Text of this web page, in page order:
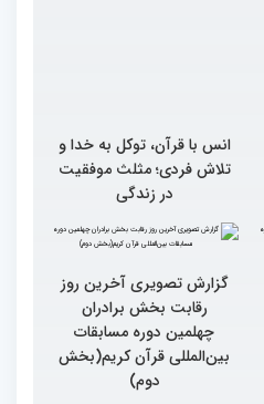
انس با قرآن، توکل به خدا و
تلاش فردی؛ مثلث موفقیت
در زندگی
گزارش تصویری آخرین روز
رقابت بخش برادران